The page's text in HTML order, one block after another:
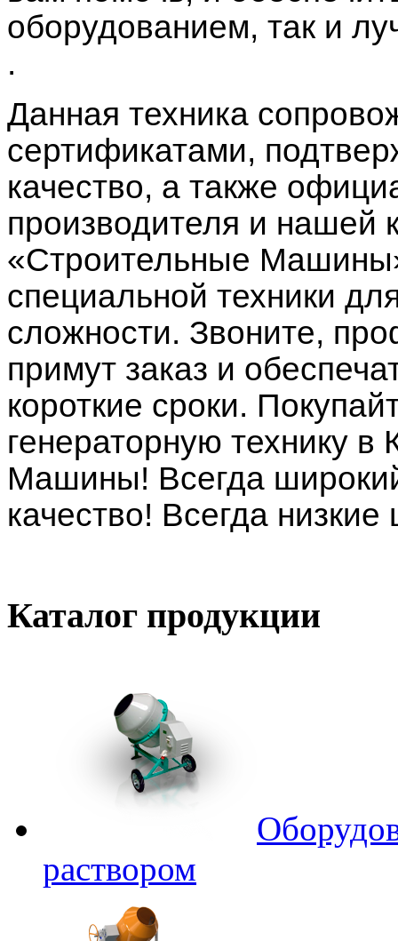
оборудованием, так и
.
Данная техника
сертификатами,
качество, а также
производителя и нашей
«Строительные
специальной техники
сложности. Звоните,
примут заказ и
короткие сроки.
генераторную технику
Машины! Всегда
качество! Всегда
Каталог продукции
раствором